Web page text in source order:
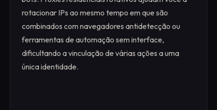
rotacionar IPs ao mesmo tempo em que são
combinados com navegadores antidetecção ou
ferramentas de automação sem interface,
dificultando a vinculação de várias ações a uma
única identidade.